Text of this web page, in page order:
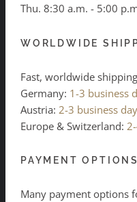
Thu. 8:30 a.m. - 5:00
WORLDWIDE
Fast, worldwide
Germany: 1-3 business
Austria: 2-3 business
Europe & Switzerland:
PAYMENT OPTIONS
Many payment options